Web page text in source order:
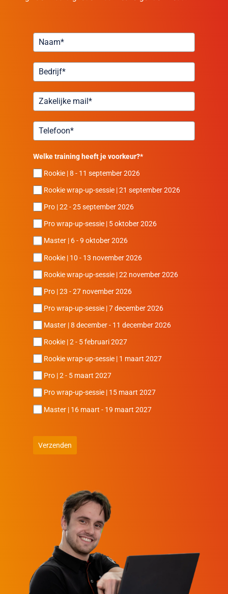
Welke training heeft je voorkeur?*
Rookie | 8 - 11 september 2026
Rookie wrap-up-sessie | 21 september 2026
Pro | 22 - 25 september 2026
Pro wrap-up-sessie | 5 oktober 2026
Master | 6 - 9 oktober 2026
Rookie | 10 - 13 november 2026
Rookie wrap-up-sessie | 22 november 2026
Pro | 23 - 27 november 2026
Pro wrap-up-sessie | 7 december 2026
Master | 8 december - 11 december 2026
Rookie | 2 - 5 februari 2027
Rookie wrap-up-sessie | 1 maart 2027
Pro | 2 - 5 maart 2027
Pro wrap-up-sessie | 15 maart 2027
Master | 16 maart - 19 maart 2027
Verzenden